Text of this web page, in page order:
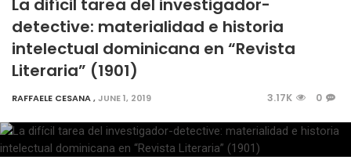
La difícil tarea del investigador-
detective: materialidad e historia
intelectual dominicana en “Revista
Literaria” (1901)
RAFFAELE CESANA,JUNE 1, 2019 3.17K 0